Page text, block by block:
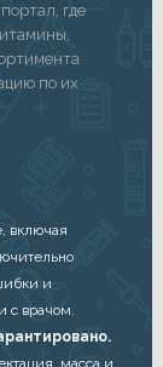
где
по их
включая
и
с врачом.